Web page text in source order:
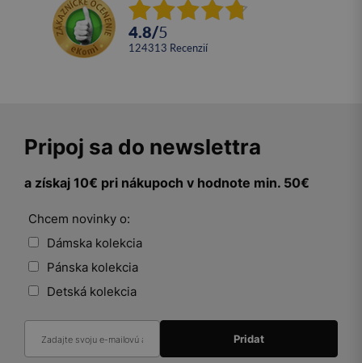
4.8/5
124313 recenzií
Pripoj sa do newslettra
a získaj 10€ pri nákupoch v hodnote min. 50€
Chcem novinky o:
Dámska kolekcia
Pánska kolekcia
Detská kolekcia